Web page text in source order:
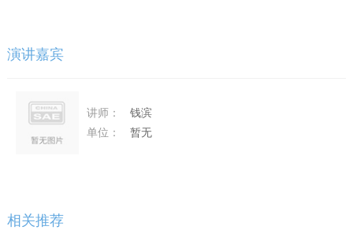
演讲嘉宾
讲师：
钱滨
单位：
暂无
相关推荐